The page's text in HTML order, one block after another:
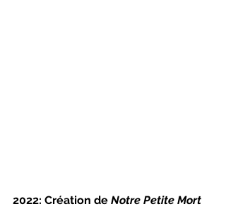
2022: Création de Notre Petite Mort